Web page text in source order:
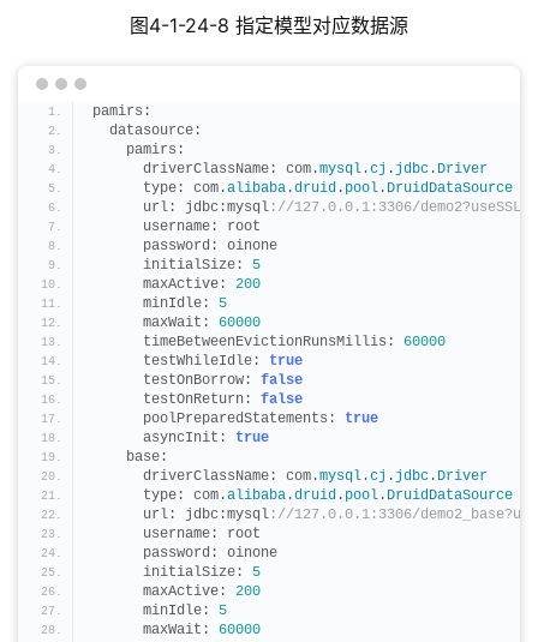
图4-1-24-8 指定模型对应数据源
pamirs:
  datasource:
    pamirs:
      driverClassName: com.
mysql .cj . jdbc . Driver
      type: com.
alibaba .druid . pool . DruidDataSource
      url: jdbc:mysql
://127.0.0.1:3306/
      username: root
      password: oinone
      initialSize:
5
      maxActive:
200
      minIdle:
5
      maxWait:
60000
      timeBetweenEvictionRunsMillis:
60000
      testWhileIdle:
true
      testOnBorrow:
false
      testOnReturn:
false
      poolPreparedStatements:
true
      asyncInit:
true
    base:
      driverClassName: com.
mysql .cj . jdbc . Driver
      type: com.
alibaba .druid . pool . DruidDataSource
      url: jdbc:mysql
://127.0.0.1:3306/
      username: root
      password: oinone
      initialSize:
5
      maxActive:
200
      minIdle:
5
      maxWait:
60000